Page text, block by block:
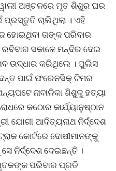
ଅଞ୍ଚଳରେ ମୃତ ଶିଶୁର ଘର
ପ୍ରସ୍ତୁତି ଚାଲିଥିଲା । ଏହି
ହୋଇଥିବା ତାଙ୍କ ପରିବାର
ସକାଳେ ମନ୍ଦିର ଦେଇ
ଉଦ୍ଧାର କରିଥିଲେ । ପୁଲିସ
ପାଇଁ ଫରେନସିକ୍ ଟିମର
ନାବାଳିକା ଶିଶୁକୁ ହତ୍ୟା
କଠୋର କାର୍ଯ୍ୟାନୁଷ୍ଠାନ
ଯୋଗୀ ଆଦିତ୍ୟନାଥ ନିର୍ଦ୍ଦେଶ
କୋର୍ଟରେ ଦୋଷୀମାନଙ୍କୁ
ନିର୍ଦ୍ଦେଶ ଦେଇଛନ୍ତି ।
ପରିବାର ପ୍ରତି